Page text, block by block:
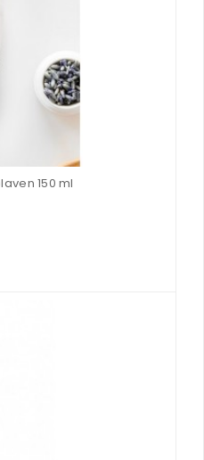
150 ml